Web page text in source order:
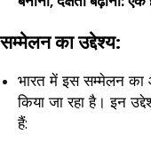
सम्मेलन का उद्देश्य:
भारत में इस सम्मेलन का
किया जा रहा है। इन
हैं: